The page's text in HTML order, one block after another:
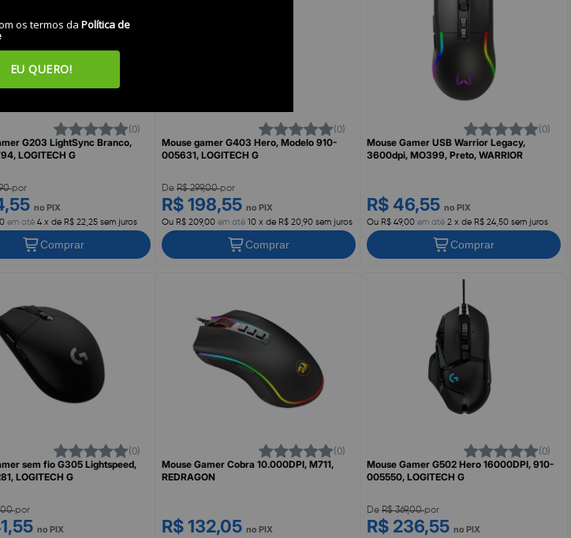
(0)
G203 LightSync Branco,
LOGITECH G
por
no PIX
em até 4 x de R$ 22,25 sem juros
Comprar
(0)
Mouse gamer G403 Hero, Modelo 910-
005631, LOGITECH G
De R$ 299,00por
R$ 198,55 no PIX
Ou R$ 209,00 em até 10 x de R$ 20,90 sem juros
Comprar
(0)
Mouse Gamer USB Warrior Legacy,
3600dpi, MO399, Preto, WARRIOR
R$ 46,55 no PIX
Ou R$ 49,00 em até 2 x de R$ 24,50 sem juros
Comprar
(0)
sem fio G305 Lightspeed,
LOGITECH G
por
no PIX
(0)
Mouse Gamer Cobra 10.000DPI, M711,
REDRAGON
R$ 132,05 no PIX
(0)
Mouse Gamer G502 Hero 16000DPI, 910-
005550, LOGITECH G
De R$ 369,00por
R$ 236,55 no PIX
os termos da Política de
EU QUERO!